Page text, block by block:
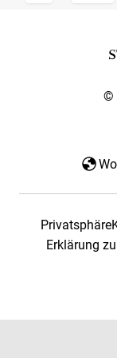
©
Privatsphäre
Erklärung